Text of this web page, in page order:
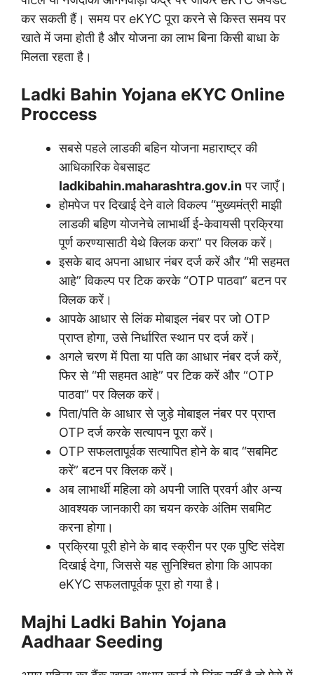
कर सकती हैं। समय पर eKYC पूरा करने से किस्त समय पर
खाते में जमा होती है और योजना का लाभ बिना किसी बाधा के
मिलता रहता है।
Ladki Bahin Yojana eKYC Online
Proccess
सबसे पहले लाडकी बहिन योजना महाराष्ट्र की
आधिकारिक वेबसाइट
ladkibahin.maharashtra.gov.inपर जाएँ।
होमपेज पर दिखाई देने वाले विकल्प “मुख्यमंत्री माझी
लाडकी बहिण योजनेचे लाभार्थी ई-केवायसी प्रक्रिया
पूर्ण करण्यासाठी येथे क्लिक करा” पर क्लिक करें।
इसके बाद अपना आधार नंबर दर्ज करें और “मी सहमत
आहे” विकल्प पर टिक करके “OTP पाठवा” बटन पर
क्लिक करें।
आपके आधार से लिंक मोबाइल नंबर पर जो OTP
प्राप्त होगा, उसे निर्धारित स्थान पर दर्ज करें।
अगले चरण में पिता या पति का आधार नंबर दर्ज करें,
फिर से “मी सहमत आहे” पर टिक करें और “OTP
पाठवा” पर क्लिक करें।
पिता/पति के आधार से जुड़े मोबाइल नंबर पर प्राप्त
OTP दर्ज करके सत्यापन पूरा करें।
OTP सफलतापूर्वक सत्यापित होने के बाद “सबमिट
करें” बटन पर क्लिक करें।
अब लाभार्थी महिला को अपनी जाति प्रवर्ग और अन्य
आवश्यक जानकारी का चयन करके अंतिम सबमिट
करना होगा।
प्रक्रिया पूरी होने के बाद स्क्रीन पर एक पुष्टि संदेश
दिखाई देगा, जिससे यह सुनिश्चित होगा कि आपका
eKYC सफलतापूर्वक पूरा हो गया है।
Majhi Ladki Bahin Yojana
Aadhaar Seeding